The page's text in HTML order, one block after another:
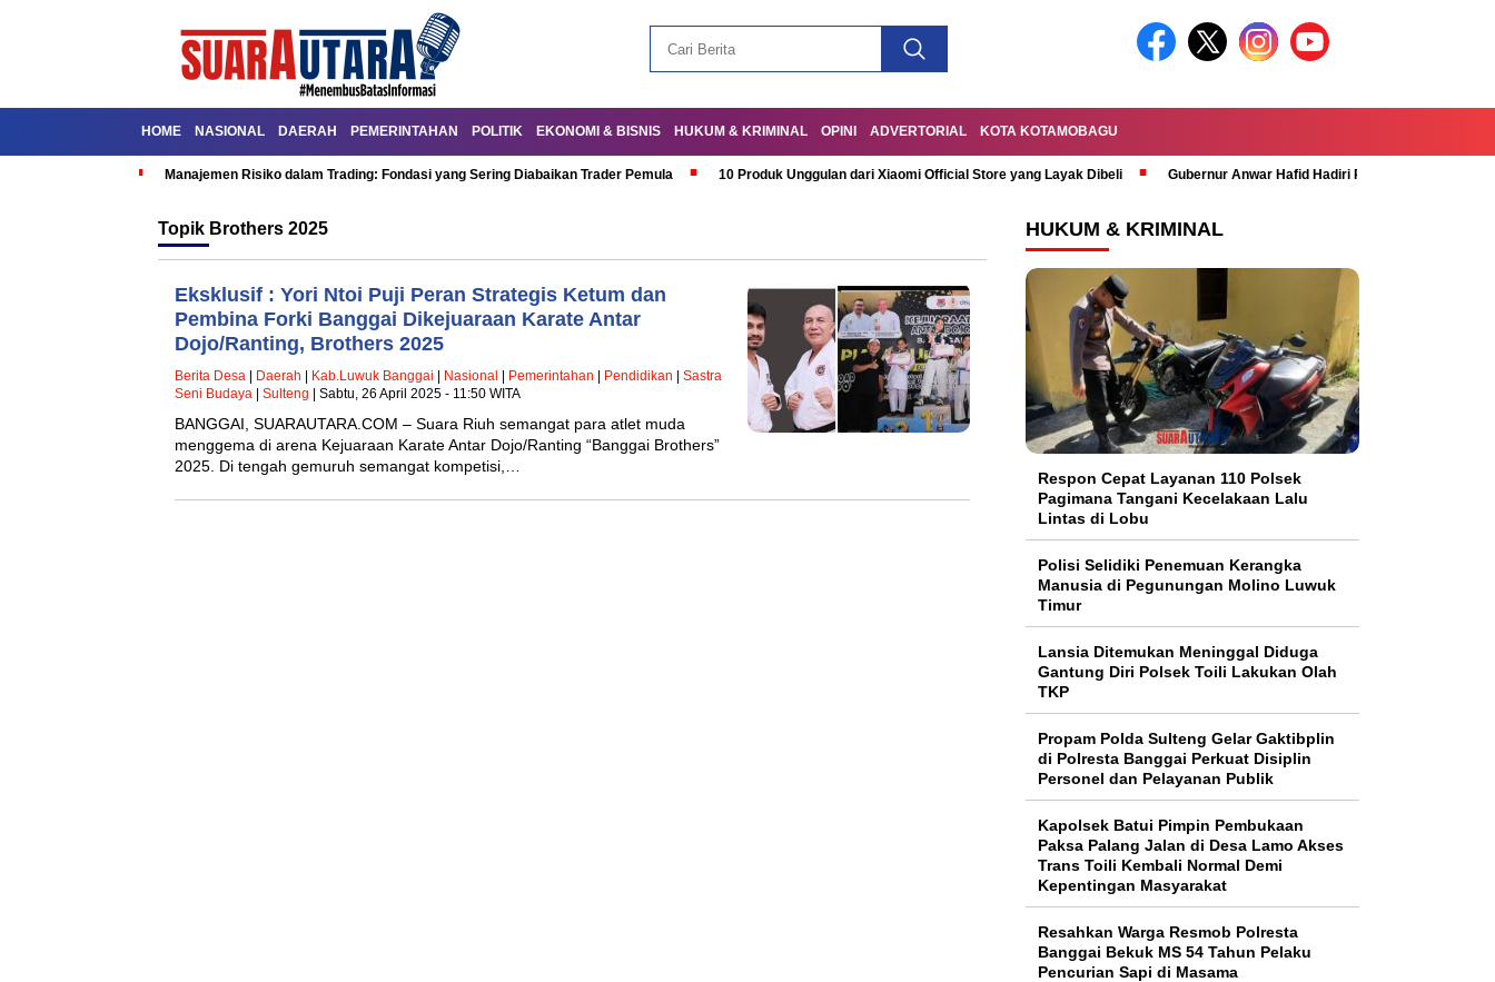
HOME NASIONAL DAERAH PEMERINTAHAN POLITIK EKONOMI & BISNIS HUKUM & KRIMINAL OPINI ADVERTORIAL KOTA KOTAMOBAGU
Manajemen Risiko dalam Trading: Fondasi yang Sering Diabaikan Trader Pemula 10 Produk Unggulan dari Xiaomi Official Store yang Layak Dibeli Gubernur Anwar Hafid Hadiri Rapat Paripurna
Topik Brothers 2025
Eksklusif : Yori Ntoi Puji Peran Strategis Ketum dan
Pembina Forki Banggai Dikejuaraan Karate Antar
Dojo/Ranting, Brothers 2025
Berita Desa Daerah Kab.Luwuk Banggai Nasional Pemerintahan Pendidikan
Sastra
Seni Budaya
Sulteng | Sabtu, 26 April 2025 - 11:50 WITA
BANGGAI, SUARAUTARA.COM – Suara Riuh semangat para atlet muda
menggema di arena Kejuaraan Karate Antar Dojo/Ranting “Banggai Brothers”
2025. Di tengah gemuruh semangat kompetisi,…
HUKUM & KRIMINAL
Respon Cepat Layanan 110 Polsek
Pagimana Tangani Kecelakaan Lalu
Lintas di Lobu
Polisi Selidiki Penemuan Kerangka
Manusia di Pegunungan Molino Luwuk
Timur
Lansia Ditemukan Meninggal Diduga
Gantung Diri Polsek Toili Lakukan Olah
TKP
Propam Polda Sulteng Gelar Gaktibplin
di Polresta Banggai Perkuat Disiplin
Personel dan Pelayanan Publik
Kapolsek Batui Pimpin Pembukaan
Paksa Palang Jalan di Desa Lamo Akses
Trans Toili Kembali Normal Demi
Kepentingan Masyarakat
Resahkan Warga Resmob Polresta
Banggai Bekuk MS 54 Tahun Pelaku
Pencurian Sapi di Masama